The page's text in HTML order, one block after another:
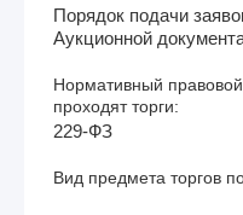
Порядок подачи
Аукционной
Нормативный правовой
проходят торги:
229-ФЗ
Вид предмета торгов